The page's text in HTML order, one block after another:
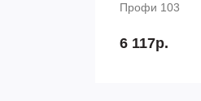
Профи 103
6 117р.